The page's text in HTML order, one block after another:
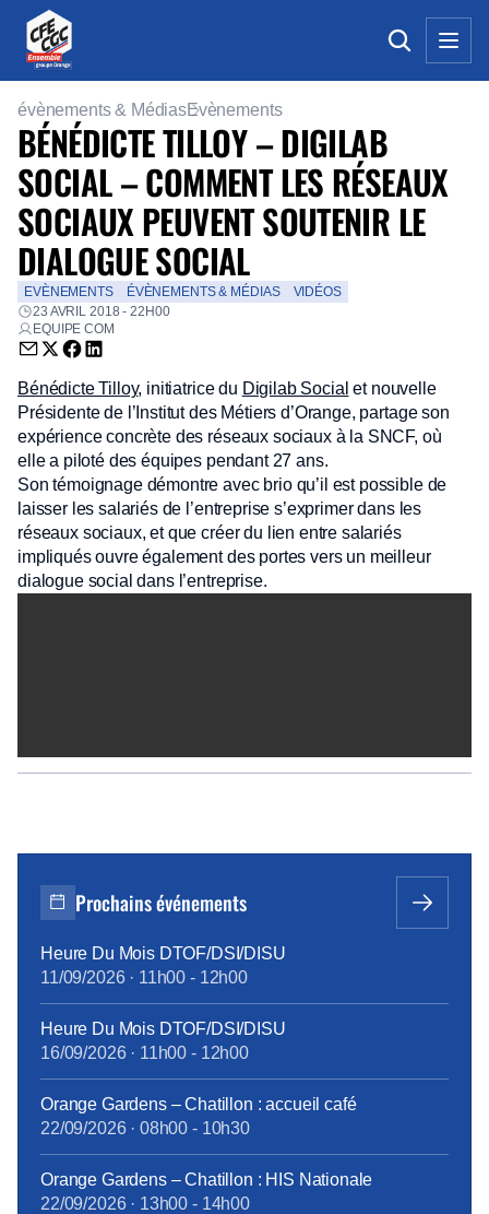
évènements & MédiasEvènements
BÉNÉDICTE TILLOY – DIGILAB
SOCIAL – COMMENT LES RÉSEAUX
SOCIAUX PEUVENT SOUTENIR LE
DIALOGUE SOCIAL
EVÈNEMENTS ÉVÈNEMENTS & MÉDIAS
VIDÉOS
23 AVRIL 2018 - 22H00
EQUIPE COM
Envoyer par email (nouvelle fenêtre)
Partager sur Twitter (nouvelle fenêtre)
Partager sur Facebook (nouvelle fenêtre)
Partager sur LinkedIn (nouvelle fenêtre)
Bénédicte Tilloy, initiatrice du Digilab Social et nouvelle
Présidente de l’Institut des Métiers d’Orange, partage son
expérience concrète des réseaux sociaux à la SNCF, où
elle a piloté des équipes pendant 27 ans.
Son témoignage démontre avec brio qu’il est possible de
laisser les salariés de l’entreprise s’exprimer dans les
réseaux sociaux, et que créer du lien entre salariés
impliqués ouvre également des portes vers un meilleur
dialogue social dans l’entreprise.
Prochains événements
Heure Du Mois DTOF/DSI/DISU
11/09/2026· 11h00 - 12h00
Heure Du Mois DTOF/DSI/DISU
16/09/2026· 11h00 - 12h00
Orange Gardens – Chatillon : accueil café
22/09/2026· 08h00 - 10h30
Orange Gardens – Chatillon : HIS Nationale
22/09/2026· 13h00 - 14h00